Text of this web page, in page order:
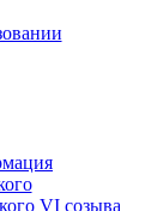
VI созыва